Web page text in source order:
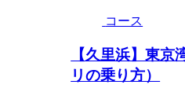
コース
【久里浜】東京
リの乗り方）